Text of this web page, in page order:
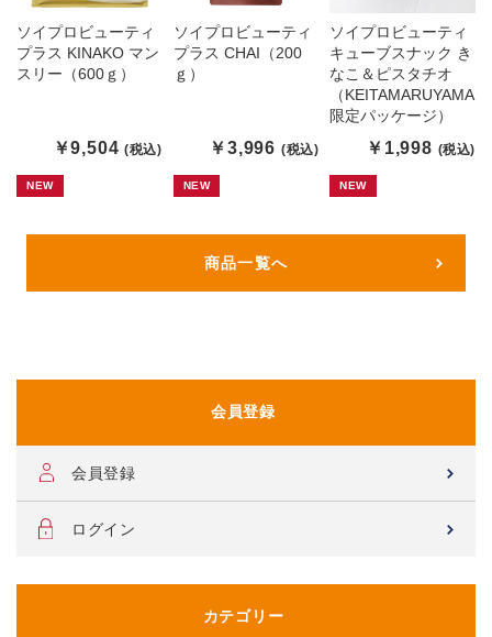
会員登録
会員登録
ログイン
カテゴリー
ソイプロビューティ
プラス KINAKO マン
スリー（600ｇ）
￥9,504 (税込)
NEW
ソイプロビューティ
プラス CHAI（200
ｇ）
￥3,996 (税込)
NEW
ソイプロビューティ
キューブスナック き
なこ＆ピスタチオ
（KEITAMARUYAMA
限定パッケージ）
￥1,998 (税込)
NEW
商品一覧へ